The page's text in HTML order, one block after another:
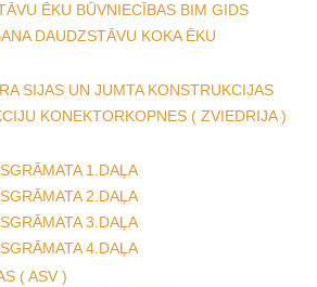
ĒKU BŪVNIECĪBAS BIM GIDS
DAUDZSTĀVU KOKA ĒKU
SIJAS UN JUMTA KONSTRUKCIJAS
KONEKTORKOPNES ( ZVIEDRIJA )
1.DAĻA
2.DAĻA
3.DAĻA
4.DAĻA
( ASV )